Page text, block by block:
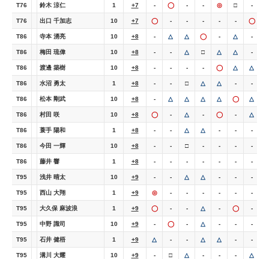
T76 鈴木 涼仁 1 +7 - ◯ - - ◎ □ -
T76 出口 千加志 10 +7 ◯ - - - - - ◯
T86 寺本 湧亮 10 +8 - △ △ ◯ - △ -
T86 梅田 琉偉 10 +8 - - △ □ △ △ -
T86 渡邊 築樹 10 +8 - - - - ◯ △ △
T86 水沼 勇太 1 +8 - - □ △ △ - -
T86 松本 剛武 10 +8 - △ △ △ △ ◯ △
T86 村田 咲 10 +8 ◯ - △ - ◯ - △
T86 蓑手 陽和 1 +8 - - △ △ - - -
T86 今田 一輝 10 +8 - - □ - - - -
T86 藤井 響 1 +8 - - - - - - -
T95 浅井 晴太 10 +9 - - △ △ - - -
T95 西山 大翔 1 +9 ◎ - - - - - -
T95 大久保 麻波浪 1 +9 ◯ - - △ - ◯ -
T95 中野 識司 10 +9 - ◯ - △ - - -
T95 石井 健梧 1 +9 △ - - △ △ - -
T95 溝川 大耀 10 +9 - □ △ - - - △